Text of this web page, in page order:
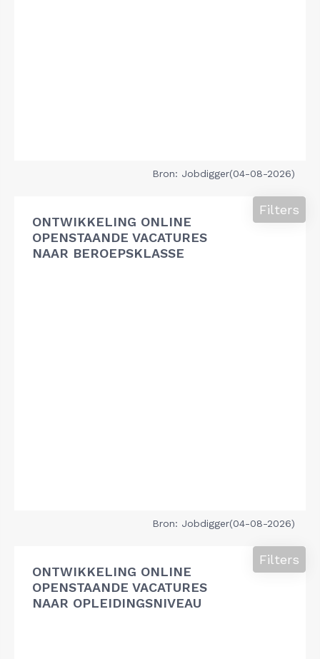
Bron: Jobdigger(04-08-2026)
ONTWIKKELING ONLINE
OPENSTAANDE VACATURES
NAAR BEROEPSKLASSE
Filters
Bron: Jobdigger(04-08-2026)
ONTWIKKELING ONLINE
OPENSTAANDE VACATURES
NAAR OPLEIDINGSNIVEAU
Filters